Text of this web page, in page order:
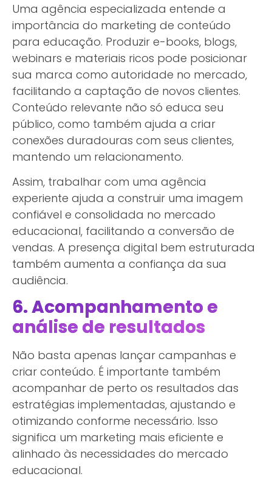
Uma agência especializada entende a
importância do marketing de conteúdo
para educação. Produzir e-books, blogs,
webinars e materiais ricos pode posicionar
sua marca como autoridade no mercado,
facilitando a captação de novos clientes.
Conteúdo relevante não só educa seu
público, como também ajuda a criar
conexões duradouras com seus clientes,
mantendo um relacionamento.
Assim, trabalhar com uma agência
experiente ajuda a construir uma imagem
confiável e consolidada no mercado
educacional, facilitando a conversão de
vendas. A presença digital bem estruturada
também aumenta a confiança da sua
audiência.
6. Acompanhamento e
análise de resultados
Não basta apenas lançar campanhas e
criar conteúdo. É importante também
acompanhar de perto os resultados das
estratégias implementadas, ajustando e
otimizando conforme necessário. Isso
significa um marketing mais eficiente e
alinhado às necessidades do mercado
educacional.